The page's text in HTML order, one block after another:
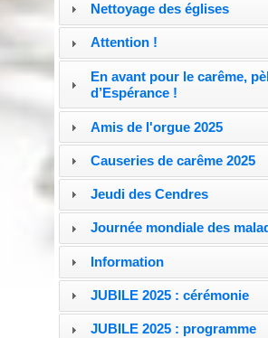
Nettoyage des églises
Attention !
En avant pour le carême,
d’Espérance !
Amis de l'orgue 2025
Causeries de carême 2025
Jeudi des Cendres
Journée mondiale des
Information
JUBILE 2025 : cérémonie
JUBILE 2025 : programme